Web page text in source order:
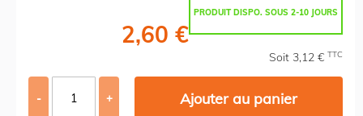
PRODUIT DISPO. SOUS 2-10 JOURS
2,60 €
Soit 3,12 € TTC
- + Ajouter au panier